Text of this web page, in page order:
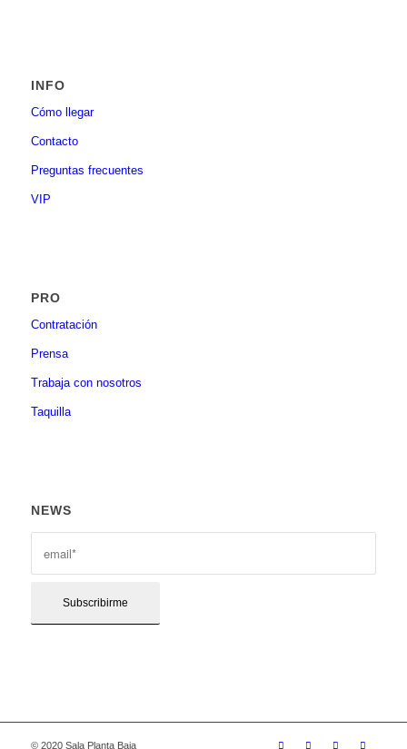
INFO
Cómo llegar
Contacto
Preguntas frecuentes
VIP
PRO
Contratación
Prensa
Trabaja con nosotros
Taquilla
NEWS
© 2020 Sala Planta Baja